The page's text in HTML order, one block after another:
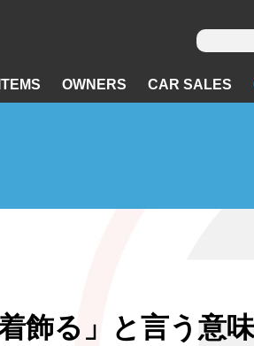
ITEMS OWNERS CAR SALES
飾る」と言う意味